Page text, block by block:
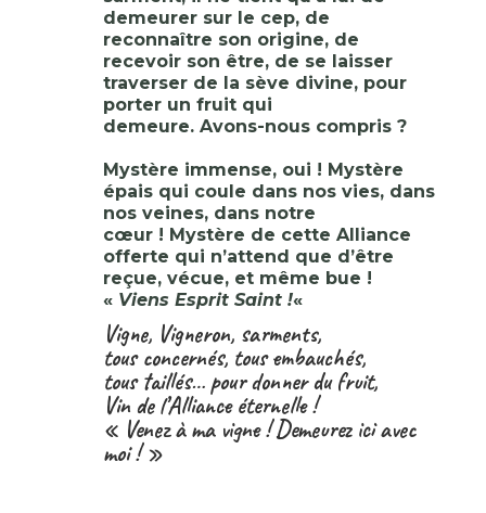
demeurer sur le cep, de
reconnaître son origine, de
recevoir son être, de se laisser
traverser de la sève divine, pour
porter un fruit qui
demeure. Avons-nous compris ?
Mystère immense, oui ! Mystère
épais qui coule dans nos vies, dans
nos veines, dans notre
cœur ! Mystère de cette Alliance
offerte qui n’attend que d’être
reçue, vécue, et même bue !
« Viens Esprit Saint !«
Vigne, Vigneron, sarments,
tous concernés, tous embauchés,
tous taillés… pour donner du fruit,
Vin de l’Alliance éternelle !
« Venez à ma vigne ! Demeurez ici avec
moi ! »